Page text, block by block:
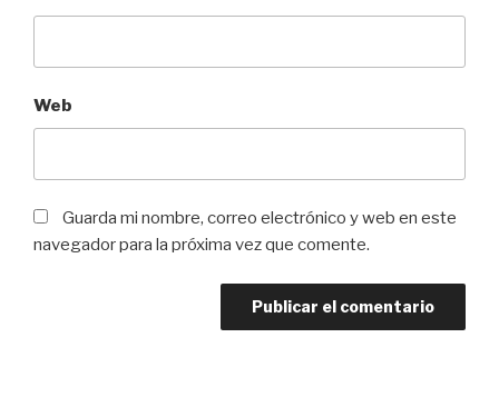
Web
Guarda mi nombre, correo electrónico y web en este
navegador para la próxima vez que comente.